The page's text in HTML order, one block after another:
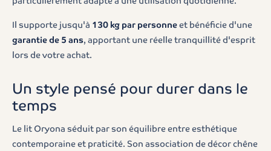
Il supporte jusqu'à 130 kg par personneet bénéficie d'une
garantie de 5 ans, apportant une réelle tranquillité d'esprit
lors de votre achat.
Un style pensé pour durer dans le
temps
Le lit Oryona séduit par son équilibre entre esthétique
contemporaine et praticité. Son association de décor chêne